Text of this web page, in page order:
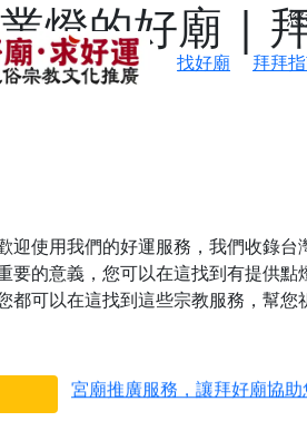
燈的好廟 |
找好廟
拜拜
迎使用我們的好運服務，我們收錄
要的意義，您可以在這找到有提供點
都可以在這找到這些宗教服務，幫您
宮廟推廣服務，讓拜好廟協